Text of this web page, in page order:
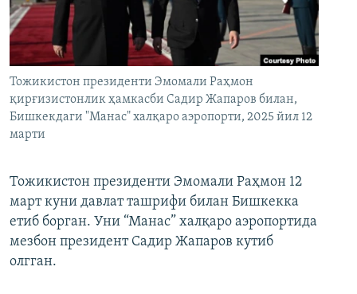
Тожикистон президенти Эмомали Раҳмон
қирғизистонлик ҳамкасби Садир Жапаров билан,
Бишкекдаги "Манас" халқаро аэропорти, 2025 йил 12
марти
Тожикистон президенти Эмомали Раҳмон 12
март куни давлат ташрифи билан Бишкекка
етиб борган. Уни “Манас” халқаро аэропортида
мезбон президент Садир Жапаров кутиб
олгган.